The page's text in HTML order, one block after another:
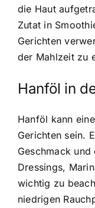
die Haut
Zutat in
Gerichten
der Mahlzeit zu
Hanföl in
Hanföl kann
Gerichten sein.
Geschmack
Dressings,
wichtig zu
niedrigen